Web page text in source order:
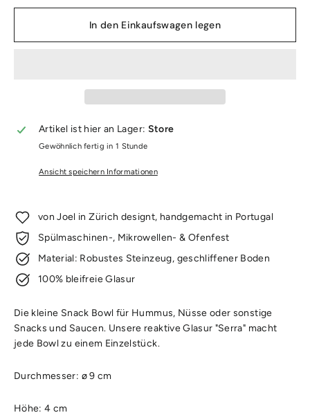
In den Einkaufswagen legen
Artikel ist hier an Lager: Store
Gewöhnlich fertig in 1 Stunde
Ansicht speichern Informationen
von Joel in Zürich designt, handgemacht in Portugal
Spülmaschinen-, Mikrowellen- & Ofenfest
Material: Robustes Steinzeug, geschliffener Boden
100% bleifreie Glasur
Die kleine Snack Bowl für Hummus, Nüsse oder sonstige
Snacks und Saucen. Unsere reaktive Glasur "Serra" macht
jede Bowl zu einem Einzelstück.
Durchmesser: ø 9 cm
Höhe: 4 cm